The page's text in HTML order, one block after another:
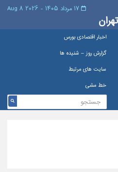
اخبار اقتصادی بورس
گزارش روز – شنيده ها
سایت های مرتبط
خط مشی